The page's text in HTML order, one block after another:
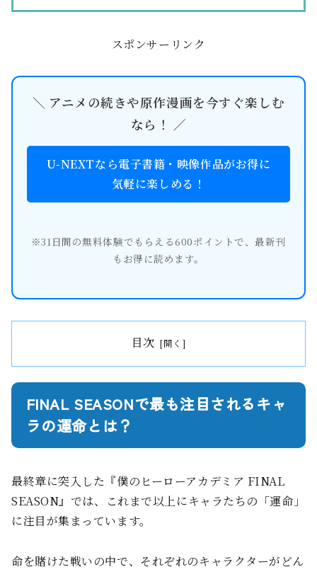
スポンサーリンク
＼ アニメの続きや原作漫画を今すぐ楽しむ
なら！ ／
U-NEXTなら電子書籍・映像作品がお得に
気軽に楽しめる！
※31日間の無料体験でもらえる600ポイントで、最新刊
もお得に読めます。
目次
FINAL SEASONで最も注目されるキャ
ラの運命とは？
最終章に突入した『僕のヒーローアカデミア FINAL
SEASON』では、これまで以上にキャラたちの「運命」
に注目が集まっています。
命を賭けた戦いの中で、それぞれのキャラクターがどん